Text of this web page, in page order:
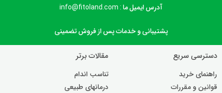
آدرس ایمیل ما : info@fitoland.com
پشتیبانی و خدمات پس از فروش تضمینی
دسترسی سریع
راهنمای خرید
قوانین و مقررات
مقالات برتر
تناسب اندام
درمانهای طبیعی